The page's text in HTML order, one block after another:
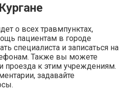
о всех травмпунктах,
пациентам в городе
специалиста и записаться на
Также вы можете
проезда к этим учреждениям.
задавайте